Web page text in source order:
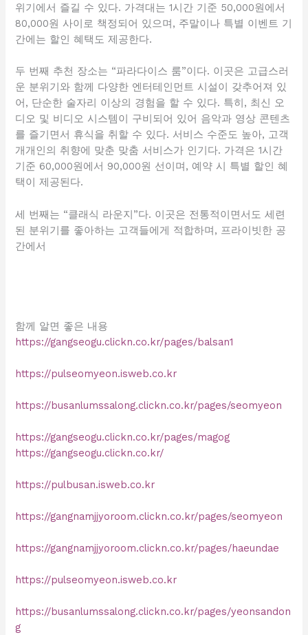
위기에서 즐길 수 있다. 가격대는 1시간 기준 50,000원에서
80,000원 사이로 책정되어 있으며, 주말이나 특별 이벤트 기
간에는 할인 혜택도 제공한다.
두 번째 추천 장소는 “파라다이스 룸”이다. 이곳은 고급스러
운 분위기와 함께 다양한 엔터테인먼트 시설이 갖추어져 있
어, 단순한 술자리 이상의 경험을 할 수 있다. 특히, 최신 오
디오 및 비디오 시스템이 구비되어 있어 음악과 영상 콘텐츠
를 즐기면서 휴식을 취할 수 있다. 서비스 수준도 높아, 고객
개개인의 취향에 맞춘 맞춤 서비스가 인기다. 가격은 1시간
기준 60,000원에서 90,000원 선이며, 예약 시 특별 할인 혜
택이 제공된다.
세 번째는 “클래식 라운지”다. 이곳은 전통적이면서도 세련
된 분위기를 좋아하는 고객들에게 적합하며, 프라이빗한 공
간에서
함께 알면 좋은 내용
https://gangseogu.clickn.co.kr/pages/balsan1
https://pulseomyeon.isweb.co.kr
https://busanlumssalong.clickn.co.kr/pages/seomyeon
https://gangseogu.clickn.co.kr/pages/magog
https://gangseogu.clickn.co.kr/
https://pulbusan.isweb.co.kr
https://gangnamjjyoroom.clickn.co.kr/pages/seomyeon
https://gangnamjjyoroom.clickn.co.kr/pages/haeundae
https://pulseomyeon.isweb.co.kr
https://busanlumssalong.clickn.co.kr/pages/yeonsandon
g